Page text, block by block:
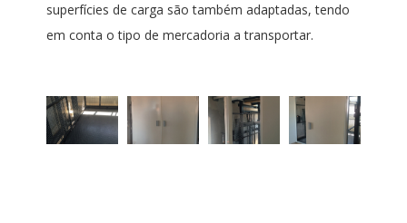
superfícies de carga são também adaptadas, tendo
em conta o tipo de mercadoria a transportar.